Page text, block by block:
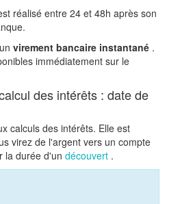
réalisé entre 24 et 48h après son
virement bancaire instantané .
immédiatement sur le
des intérêts : date de
calculs des intérêts. Elle est
virez de l'argent vers un compte
la durée d'un découvert .